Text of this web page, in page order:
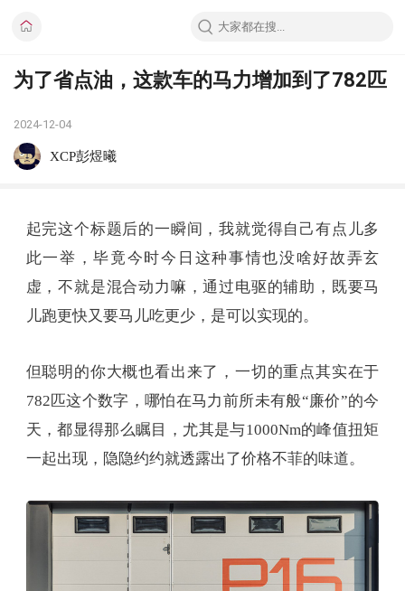
为了省点油，这款车的马力增加到了782匹
2024-12-04
XCP彭煜曦
起完这个标题后的一瞬间，我就觉得自己有点儿多
此一举，毕竟今时今日这种事情也没啥好故弄玄
虚，不就是混合动力嘛，通过电驱的辅助，既要马
儿跑更快又要马儿吃更少，是可以实现的。
但聪明的你大概也看出来了，一切的重点其实在于
782匹这个数字，哪怕在马力前所未有般“廉价”的今
天，都显得那么瞩目，尤其是与1000Nm的峰值扭矩
一起出现，隐隐约约就透露出了价格不菲的味道。